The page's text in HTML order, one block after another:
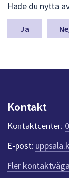
ä
m
a
n
k
t
e
r
f
ö
r
Hade du nytta
Nej
Kontakt
Kontaktcenter:
E-post:
Fler